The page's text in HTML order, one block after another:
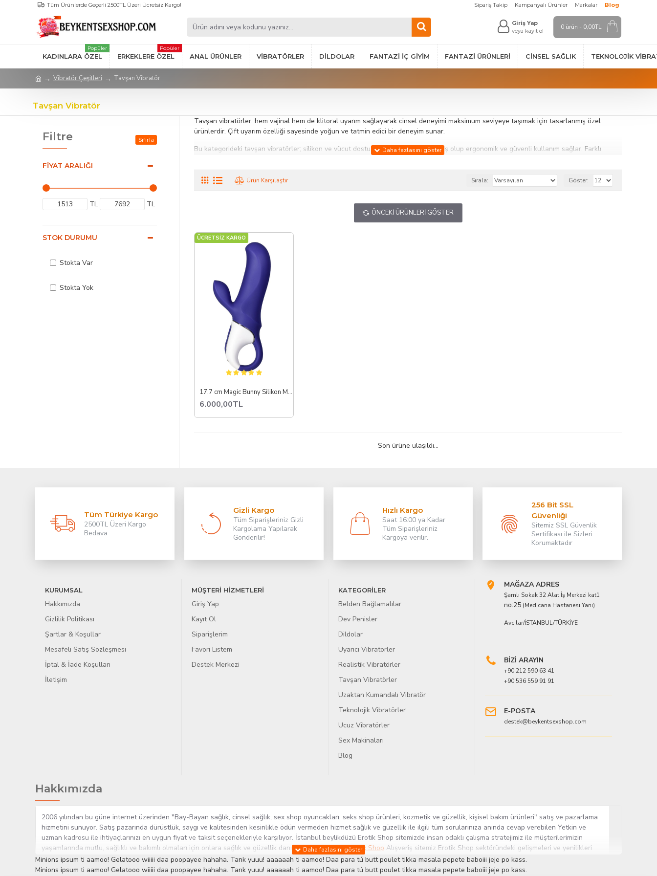
Tüm Ürünlerde Geçerli 2500TL Üzeri Ücretsiz Kargo! Sipariş Takip Kampanyalı Ürünler Markalar Blog
Giriş Yap
veya kayıt ol
0 ürün - 0,00TL
KADINLARA ÖZEL
Popüler
ERKEKLERE ÖZEL
Popüler
ANAL ÜRÜNLER VIBRATÖRLER DILDOLAR FANTAZI İÇ GIYIM FANTAZI ÜRÜNLERI CINSEL SAĞLIK TEKNOLOJIK
Vibratör Çeşitleri Tavşan Vibratör
Tavşan Vibratör
Filtre Sıfırla
FIYAT ARALIĞI
TL TL
STOK DURUMU
Stokta Var
Stokta Yok
Tavşan vibratörler, hem vajinal hem de klitoral uyarım sağlayarak cinsel deneyimi maksimum seviyeye taşımak için tasarlanmış özel
ürünlerdir. Çift uyarım özelliği sayesinde yoğun ve tatmin edici bir deneyim sunar.
Bu kategorideki tavşan vibratörler; silikon ve vücut dostu materyallerden üretilmiş olup ergonomik ve güvenli kullanım sağlar. Farklı
kullanım sağlar.
Tavşan vibratörler, bireysel keşfi güçlendirmek ve özel anlarda performansı artırmak isteyenler için ideal bir tercihtir. Dayanıklı malzeme
Çift uyarım ile maksimum tatmin
Farklı titreşim modu ve yoğunluk seçenekleri
Silikon ve vücut dostu materyal
Suya dayanıklı ve hijyenik kullanım
Tavşan vibratör kategorisini inceleyerek ihtiyacınıza uygun modeli seçebilir ve güvenli, keyifli bir cinsel deneyim yaşayabilirsiniz.
Ürün Karşılaştır Sırala: Göster:
ÖNCEKI ÜRÜNLERI GÖSTER
ÜCRETSİZ KARGO
17,7 cm Magic Bunny Silikon Mor Vibratör
6.000,00TL
Son ürüne ulaşıldı...
Tüm Türkiye Kargo
2500TL Üzeri Kargo
Bedava
Gizli Kargo
Tüm Siparişleriniz Gizli
Kargolama Yapılarak
Gönderilir!
Hızlı Kargo
Saat 16:00 ya Kadar
Tüm Siparişleriniz
Kargoya verilir.
256 Bit SSL
Güvenliği
Sitemiz SSL Güvenlik
Sertifikası ile Sizleri
Korumaktadır
KURUMSAL
Hakkımızda
Gizlilik Politikası
Şartlar & Koşullar
Mesafeli Satış Sözleşmesi
İptal & İade Koşulları
İletişim
MÜŞTERİ HİZMETLERİ
Giriş Yap
Kayıt Ol
Siparişlerim
Favori Listem
Destek Merkezi
KATEGORİLER
Belden Bağlamalılar
Dev Penisler
Dildolar
Uyarıcı Vibratörler
Realistik Vibratörler
Tavşan Vibratörler
Uzaktan Kumandalı Vibratör
Teknolojik Vibratörler
Ucuz Vibratörler
Sex Makinaları
Blog
MAĞAZA ADRES
Şamlı Sokak 32 Alat İş Merkezi kat1
no:25 (Medicana Hastanesi Yanı)
Avcılar/İSTANBUL/TÜRKİYE
BİZİ ARAYIN
+90 212 590 63 41
+90 536 559 91 91
E-POSTA
destek@beykentsexshop.com
Hakkımızda
2006 yılından bu güne internet üzerinden "Bay-Bayan sağlık, cinsel sağlık, sex shop oyuncakları, seks shop ürünleri, kozmetik ve güzellik, kişisel bakım ürünleri" satış ve pazarlama
hizmetini sunuyor. Satış pazarında dürüstlük, saygı ve kalitesinden kesinlikle ödün vermeden hizmet sağlık ve güzellik ile ilgili tüm sorularınıza anında cevap verebilen Yetkin ve
uzman kadrosu ile ihtiyaçlarınızı en uygun fiyat ve taksit seçenekleriyle karşılıyor. İstanbul beylikdüzü Erotik Shop sitemizde insan odaklı çalışma stratejimiz ile müşterilerimizin
yaşamlarında mutlu, sağlıklı ve bakımlı olmaları için onlara sağlık ve güzellik danışmanlığı sağlıyoruz.Sex Shop Alışveriş sitemiz Erotik Shop sektöründeki gelişmeleri ve yenilikleri
çok yakından takip etmesi, yaklaşık 5000'e yakın geniş ürün yelpazesi ile Türkiye'de bu sektörde kendi alanımızda en geniş ürün gurubuna sahip ender mağazalardan biri olması,
müşteri memnuniyetini her zaman ön planda tutan yaklaşımcı ve yenilikçi servislerin geliştirilmesi konusundaki becerileri ile kendisine Cinsel Ürün hayatında lider ve kalıcı bir yer
Minions ipsum ti aamoo! Gelatooo wiiiii daa poopayee hahaha. Tank yuuu! aaaaaah ti aamoo! Daa para tú butt poulet tikka masala pepete baboiii jeje po kass.
Minions ipsum ti aamoo! Gelatooo wiiiii daa poopayee hahaha. Tank yuuu! aaaaaah ti aamoo! Daa para tú butt poulet tikka masala pepete baboiii jeje po kass.